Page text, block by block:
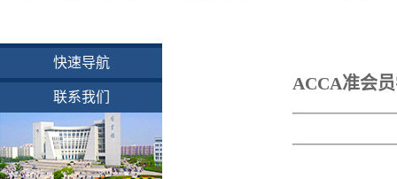
快速导航
联系我们
ACCA准会